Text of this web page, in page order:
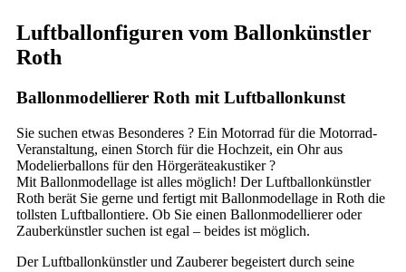
Luftballonfiguren vom Ballonkünstler
Roth
Ballonmodellierer Roth mit Luftballonkunst
Sie suchen etwas Besonderes ? Ein Motorrad für die Motorrad-
Veranstaltung, einen Storch für die Hochzeit, ein Ohr aus
Modelierballons für den Hörgeräteakustiker ?
Mit Ballonmodellage ist alles möglich! Der Luftballonkünstler
Roth berät Sie gerne und fertigt mit Ballonmodellage in Roth die
tollsten Luftballontiere. Ob Sie einen Ballonmodellierer oder
Zauberkünstler suchen ist egal – beides ist möglich.
Der Luftballonkünstler und Zauberer begeistert durch seine